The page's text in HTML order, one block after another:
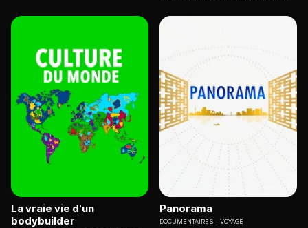
La vraie vie d'un
bodybuilder
Panorama
DOCUMENTAIRES VOYAGE